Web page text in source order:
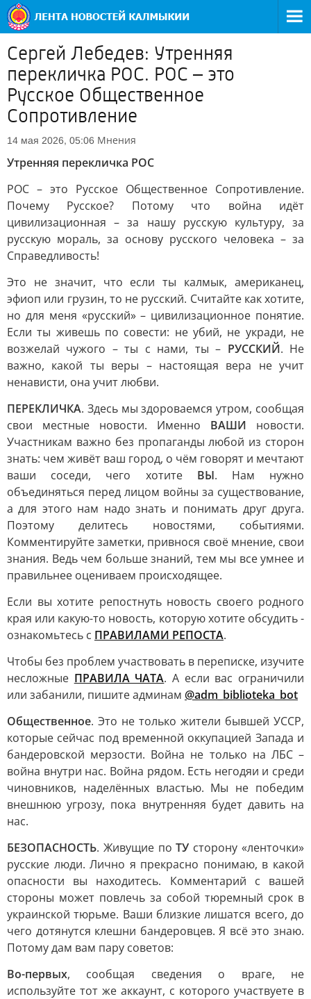
Сергей Лебедев: Утренняя
перекличка РОС. РОС – это
Русское Общественное
Сопротивление
14 мая 2026, 05:06 Мнения
Утренняя перекличка РОС
РОС – это Русское Общественное Сопротивление.
Почему Русское? Потому что война идёт
цивилизационная – за нашу русскую культуру, за
русскую мораль, за основу русского человека – за
Справедливость!
Это не значит, что если ты калмык, американец,
эфиоп или грузин, то не русский. Считайте как хотите,
но для меня «русский» – цивилизационное понятие.
Если ты живешь по совести: не убий, не укради, не
возжелай чужого – ты с нами, ты – РУССКИЙ. Не
важно, какой ты веры – настоящая вера не учит
ненависти, она учит любви.
ПЕРЕКЛИЧКА. Здесь мы здороваемся утром, сообщая
свои местные новости. Именно ВАШИ новости.
Участникам важно без пропаганды любой из сторон
знать: чем живёт ваш город, о чём говорят и мечтают
ваши соседи, чего хотите ВЫ. Нам нужно
объединяться перед лицом войны за существование,
а для этого нам надо знать и понимать друг друга.
Поэтому делитесь новостями, событиями.
Комментируйте заметки, привнося своё мнение, свои
знания. Ведь чем больше знаний, тем мы все умнее и
правильнее оцениваем происходящее.
Если вы хотите репостнуть новость своего родного
края или какую-то новость, которую хотите обсудить -
ознакомьтесь с ПРАВИЛАМИ РЕПОСТА.
Чтобы без проблем участвовать в переписке, изучите
несложные ПРАВИЛА ЧАТА. А если вас ограничили
или забанили, пишите админам @adm_biblioteka_bot
Общественное. Это не только жители бывшей УССР,
которые сейчас под временной оккупацией Запада и
бандеровской мерзости. Война не только на ЛБС –
война внутри нас. Война рядом. Есть негодяи и среди
чиновников, наделённых властью. Мы не победим
внешнюю угрозу, пока внутренняя будет давить на
нас.
БЕЗОПАСНОСТЬ. Живущие поТУ сторону «ленточки»
русские люди. Лично я прекрасно понимаю, в какой
опасности вы находитесь. Комментарий с вашей
стороны может повлечь за собой тюремный срок в
украинской тюрьме. Ваши близкие лишатся всего, до
чего дотянутся клешни бандеровцев. Я всё это знаю.
Потому дам вам пару советов:
Во-первых, сообщая сведения о враге, не
используйте тот же аккаунт, с которого участвуете в